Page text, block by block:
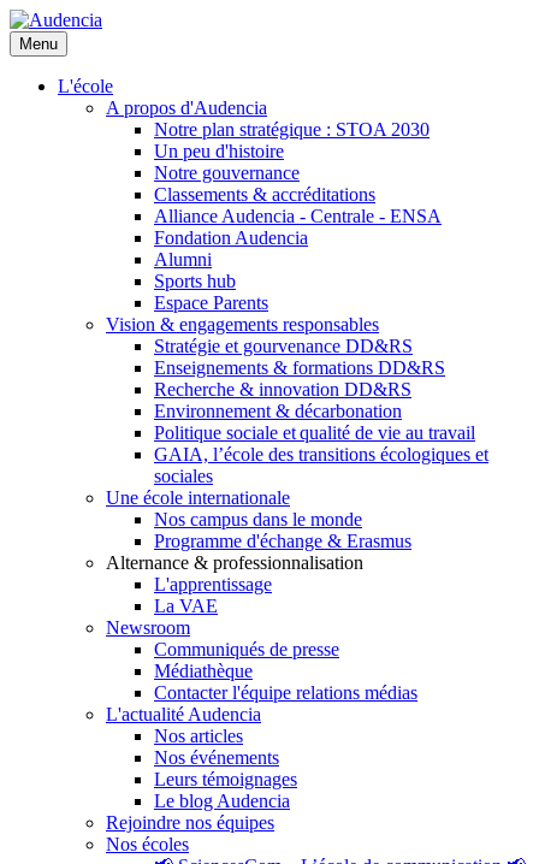
Aller
au
contenu
principal
Menu
L'école
A propos d'Audencia
Notre plan stratégique : STOA 2030
Un peu d'histoire
Notre gouvernance
Classements & accréditations
Alliance Audencia - Centrale - ENSA
Fondation Audencia
Alumni
Sports hub
Espace Parents
Vision & engagements responsables
Stratégie et gourvenance DD&RS
Enseignements & formations DD&RS
Recherche & innovation DD&RS
Environnement & décarbonation
Politique sociale et qualité de vie au travail
GAIA, l’école des transitions écologiques et
sociales
Une école internationale
Nos campus dans le monde
Programme d'échange & Erasmus
Alternance & professionnalisation
L'apprentissage
La VAE
Newsroom
Communiqués de presse
Médiathèque
Contacter l'équipe relations médias
L'actualité Audencia
Nos articles
Nos événements
Leurs témoignages
Le blog Audencia
Rejoindre nos équipes
Nos écoles